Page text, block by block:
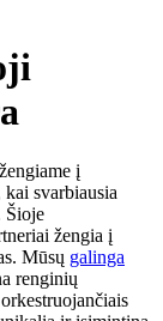
į
svarbiausia
Šioje
žengia į
Mūsų galinga
renginių